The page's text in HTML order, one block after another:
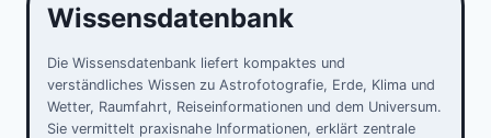
Wissensdatenbank
Die Wissensdatenbank liefert kompaktes und
verständliches Wissen zu Astrofotografie, Erde, Klima und
Wetter, Raumfahrt, Reiseinformationen und dem Universum.
Sie vermittelt praxisnahe Informationen, erklärt zentrale